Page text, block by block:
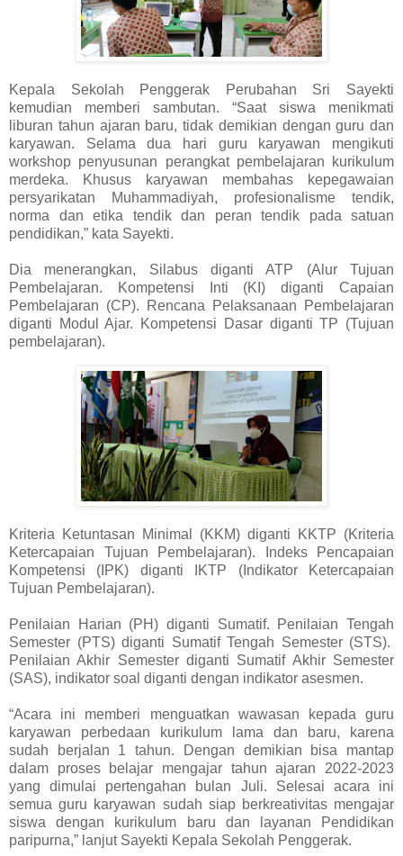
Kepala Sekolah Penggerak Perubahan Sri Sayekti
kemudian memberi sambutan. “Saat siswa menikmati
liburan tahun ajaran baru, tidak demikian dengan guru dan
karyawan. Selama dua hari guru karyawan mengikuti
workshop penyusunan perangkat pembelajaran kurikulum
merdeka. Khusus karyawan membahas kepegawaian
persyarikatan Muhammadiyah, profesionalisme tendik,
norma dan etika tendik dan peran tendik pada satuan
pendidikan,” kata Sayekti.
Dia menerangkan, Silabus diganti ATP (Alur Tujuan
Pembelajaran. Kompetensi Inti (KI) diganti Capaian
Pembelajaran (CP). Rencana Pelaksanaan Pembelajaran
diganti Modul Ajar. Kompetensi Dasar diganti TP (Tujuan
pembelajaran).
Kriteria Ketuntasan Minimal (KKM) diganti KKTP (Kriteria
Ketercapaian Tujuan Pembelajaran). Indeks Pencapaian
Kompetensi (IPK) diganti IKTP (Indikator Ketercapaian
Tujuan Pembelajaran).
Penilaian Harian (PH) diganti Sumatif. Penilaian Tengah
Semester (PTS) diganti Sumatif Tengah Semester (STS).
Penilaian Akhir Semester diganti Sumatif Akhir Semester
(SAS), indikator soal diganti dengan indikator asesmen.
“Acara ini memberi menguatkan wawasan kepada guru
karyawan perbedaan kurikulum lama dan baru, karena
sudah berjalan 1 tahun. Dengan demikian bisa mantap
dalam proses belajar mengajar tahun ajaran 2022-2023
yang dimulai pertengahan bulan Juli. Selesai acara ini
semua guru karyawan sudah siap berkreativitas mengajar
siswa dengan kurikulum baru dan layanan Pendidikan
paripurna,” lanjut Sayekti Kepala Sekolah Penggerak.